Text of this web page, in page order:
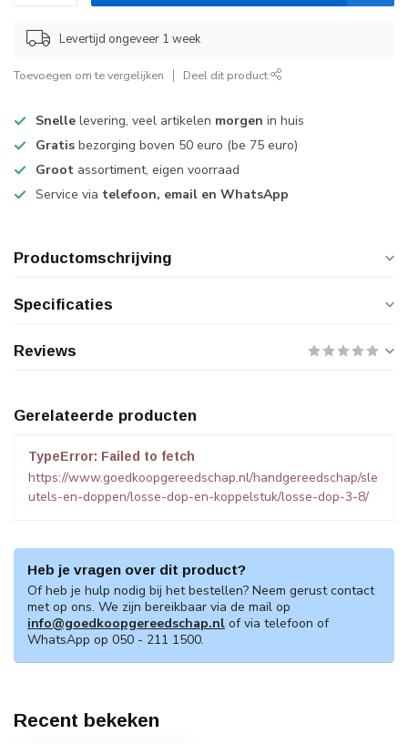
Levertijd ongeveer 1 week
Toevoegen om te vergelijken Deel dit product
Snelle levering, veel artikelen morgen in huis
Gratis bezorging boven 50 euro (be 75 euro)
Groot assortiment, eigen voorraad
Service via telefoon, email en WhatsApp
Productomschrijving
Specificaties
Reviews
Gerelateerde producten
TypeError: Failed to fetch
https://www.goedkoopgereedschap.nl/handgereedschap/sle
utels-en-doppen/losse-dop-en-koppelstuk/losse-dop-3-8/
Heb je vragen over dit product?
Of heb je hulp nodig bij het bestellen? Neem gerust contact
met op ons. We zijn bereikbaar via de mail op
info@goedkoopgereedschap.nl of via telefoon of
WhatsApp op 050 - 211 1500.
Recent bekeken